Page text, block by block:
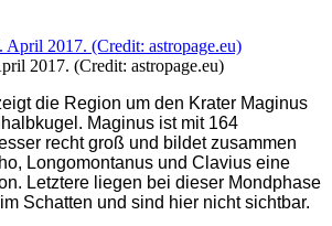
2017. (Credit: astropage.eu)
die Region um den Krater Maginus
Maginus ist mit 164
recht groß und bildet zusammen
Longomontanus und Clavius eine
Letztere liegen bei dieser Mondphase
Schatten und sind hier nicht sichtbar.